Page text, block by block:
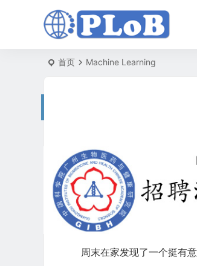
首页 Machine Learning
周末在家发现了一个挺有